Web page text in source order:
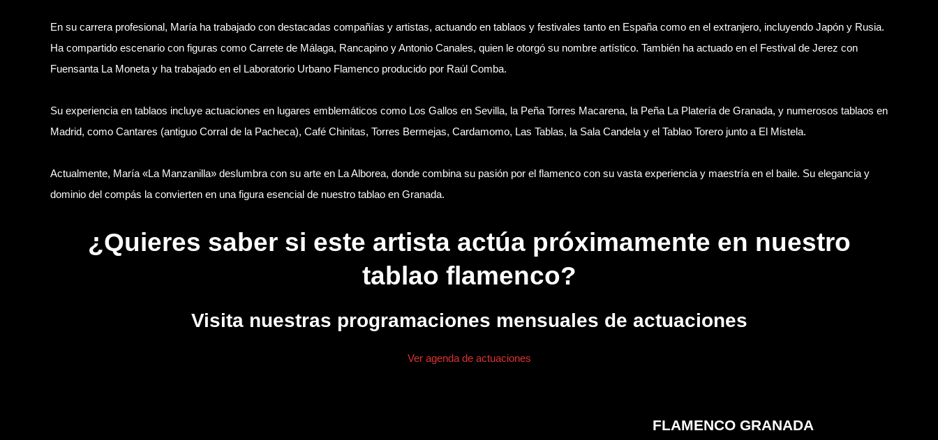
En su carrera profesional, María ha trabajado con destacadas compañías y artistas, actuando en tablaos y festivales tanto en España como en el extranjero, incluyendo Japón y Rusia.
Ha compartido escenario con figuras como Carrete de Málaga, Rancapino y Antonio Canales, quien le otorgó su nombre artístico. También ha actuado en el Festival de Jerez con
Fuensanta La Moneta y ha trabajado en el Laboratorio Urbano Flamenco producido por Raúl Comba.
Su experiencia en tablaos incluye actuaciones en lugares emblemáticos como Los Gallos en Sevilla, la Peña Torres Macarena, la Peña La Platería de Granada, y numerosos tablaos en
Madrid, como Cantares (antiguo Corral de la Pacheca), Café Chinitas, Torres Bermejas, Cardamomo, Las Tablas, la Sala Candela y el Tablao Torero junto a El Mistela.
Actualmente, María «La Manzanilla» deslumbra con su arte en La Alborea, donde combina su pasión por el flamenco con su vasta experiencia y maestría en el baile. Su elegancia y
dominio del compás la convierten en una figura esencial de nuestro tablao en Granada.
¿Quieres saber si este artista actúa próximamente en nuestro
tablao flamenco?
Visita nuestras programaciones mensuales de actuaciones
Ver agenda de actuaciones
FLAMENCO GRANADA